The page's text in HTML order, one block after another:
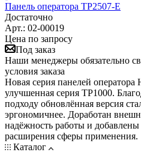
Панель оператора TP2507-E
Достаточно
Арт.: 02-00019
Цена по запросу
Под заказ
Наши менеджеры обязательно
условия заказа
Новая серия панелей оператора
улучшенная серия TP1000.
подходу обновлённая версия
эргономичнее. Доработан
надёжность работы и
расширения сферы применения.
Каталог